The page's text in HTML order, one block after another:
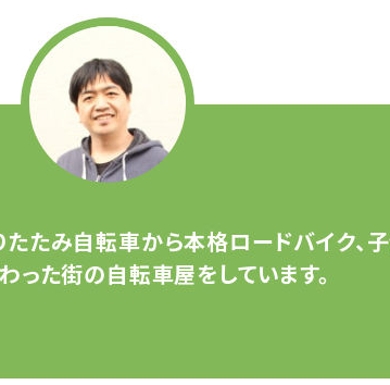
たたみ自転車から本格ロードバイク、子
った街の自転車屋をしています。